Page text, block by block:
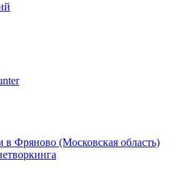
в Фряново (Московская область)